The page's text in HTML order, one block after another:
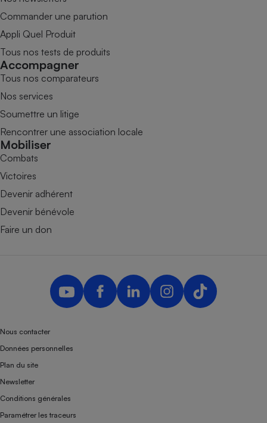
Commander une parution
Appli Quel Produit
Tous nos tests de produits
Accompagner
Tous nos comparateurs
Nos services
Soumettre un litige
Rencontrer une association locale
Mobiliser
Combats
Victoires
Devenir adhérent
Devenir bénévole
Faire un don
Nous contacter
Données personnelles
Plan du site
Newsletter
Conditions générales
Paramétrer les traceurs